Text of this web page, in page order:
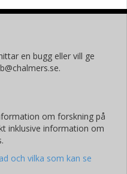
en bugg eller vill ge
om forskning på
inklusive information om
och vilka som kan se